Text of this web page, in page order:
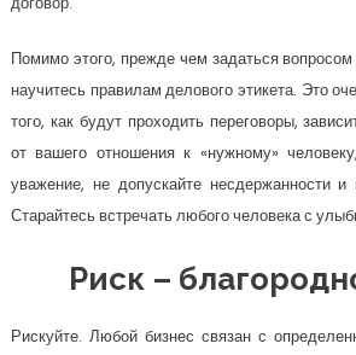
Помимо этого, прежде чем задаться вопросом
научитесь правилам делового этикета. Это
того, как будут проходить переговоры,
от вашего отношения к «нужному»
уважение, не допускайте несдержанности и
Старайтесь встречать любого человека с
Риск –
Рискуйте. Любой бизнес связан с